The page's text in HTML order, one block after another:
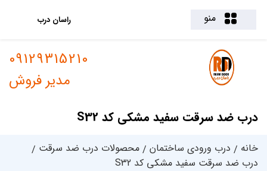
منو راسان درب
درب ضد سرقت سفید مشکی کد S32
09129315210
مدیر فروش
خانه درب ورودی ساختمان
محصولات درب ضد سرقت
درب ضد سرقت سفید مشکی کد S32